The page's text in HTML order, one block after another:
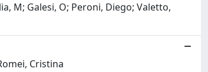
M; Galesi, O; Peroni, Diego; Valetto,
Cristina